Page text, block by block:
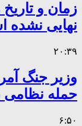
زمان و تاریخ
نهایی نشده
۲۰:۳۹
وزیر جنگ
حمله نظامی
۶:۵۰